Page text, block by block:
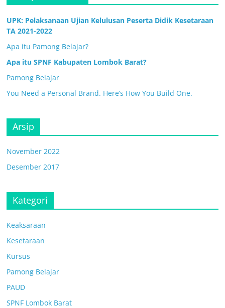
UPK: Pelaksanaan Ujian Kelulusan Peserta Didik Kesetaraan
TA 2021-2022
Apa itu Pamong Belajar?
Apa itu SPNF Kabupaten Lombok Barat?
Pamong Belajar
You Need a Personal Brand. Here’s How You Build One.
Arsip
November 2022
Desember 2017
Kategori
Keaksaraan
Kesetaraan
Kursus
Pamong Belajar
PAUD
SPNF Lombok Barat